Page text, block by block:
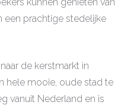
een prachtige stedelijke
de kerstmarkt in
hele mooie, oude stad te
vanuit Nederland en is